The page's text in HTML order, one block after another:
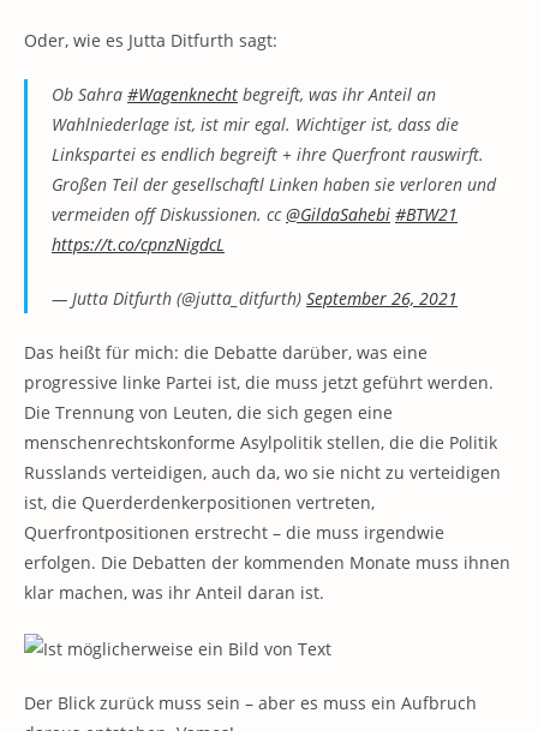
Oder, wie es Jutta Ditfurth sagt:
Ob Sahra #Wagenknecht begreift, was ihr Anteil an
Wahlniederlage ist, ist mir egal. Wichtiger ist, dass die
Linkspartei es endlich begreift + ihre Querfront rauswirft.
Großen Teil der gesellschaftl Linken haben sie verloren und
vermeiden off Diskussionen. cc@GildaSahebi #BTW21
https://t.co/cpnzNigdcL
— Jutta Ditfurth (@jutta_ditfurth) September 26, 2021
Das heißt für mich: die Debatte darüber, was eine
progressive linke Partei ist, die muss jetzt geführt werden.
Die Trennung von Leuten, die sich gegen eine
menschenrechtskonforme Asylpolitik stellen, die die Politik
Russlands verteidigen, auch da, wo sie nicht zu verteidigen
ist, die Querderdenkerpositionen vertreten,
Querfrontpositionen erstrecht – die muss irgendwie
erfolgen. Die Debatten der kommenden Monate muss ihnen
klar machen, was ihr Anteil daran ist.
Der Blick zurück muss sein – aber es muss ein Aufbruch